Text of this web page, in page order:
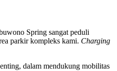
Spring sangat peduli
parkir kompleks kami. Charging
dalam mendukung mobilitas